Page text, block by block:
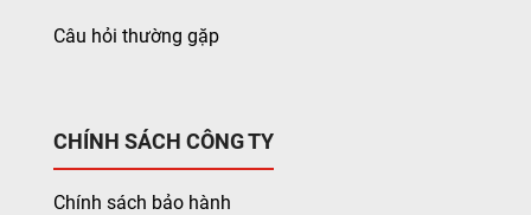
Câu hỏi thường gặp
CHÍNH SÁCH CÔNG TY
Chính sách bảo hành